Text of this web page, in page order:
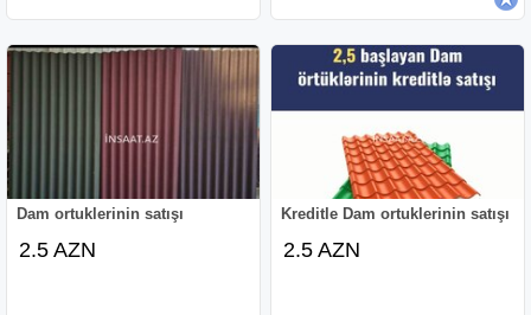
building
Dam ortuklerinin satışı
2.5 AZN
Kreditle Dam ortuklerinin satışı
2.5 AZN